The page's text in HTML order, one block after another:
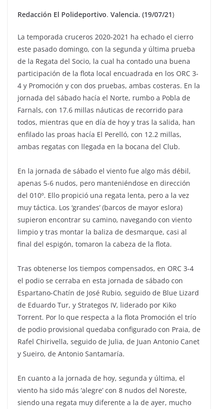
Redacción El Polideportivo. Valencia. (19/07/21)
La temporada cruceros 2020-2021 ha echado el cierro
este pasado domingo, con la segunda y última prueba
de la Regata del Socio, la cual ha contado una buena
participación de la flota local encuadrada en los ORC 3-
4 y Promoción y con dos pruebas, ambas costeras. En la
jornada del sábado hacía el Norte, rumbo a Pobla de
Farnals, con 17.6 millas náuticas de recorrido para
todos, mientras que en día de hoy y tras la salida, han
enfilado las proas hacía El Perelló, con 12.2 millas,
ambas regatas con llegada en la bocana del Club.
En la jornada de sábado el viento fue algo más débil,
apenas 5-6 nudos, pero manteniéndose en dirección
del 010º. Ello propició una regata lenta, pero a la vez
muy táctica. Los ‘grandes’ (barcos de mayor eslora)
supieron encontrar su camino, navegando con viento
limpio y tras montar la baliza de desmarque, casi al
final del espigón, tomaron la cabeza de la flota.
Tras obtenerse los tiempos compensados, en ORC 3-4
el podio se cerraba en esta jornada de sábado con
Espartano-Chatín de José Rubio, seguido de Blue Lizard
de Eduardo Tur, y Strategos IV, liderado por Kiko
Torrent. Por lo que respecta a la flota Promoción el trío
de podio provisional quedaba configurado con Praia, de
Rafel Chirivella, seguido de Julia, de Juan Antonio Canet
y Sueiro, de Antonio Santamaría.
En cuanto a la jornada de hoy, segunda y última, el
viento ha sido más ‘alegre’ con 8 nudos del Noreste,
siendo una regata muy diferente a la de ayer, mucho